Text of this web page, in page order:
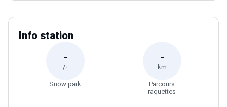
Info station
-
/-
Snow park
-
km
Parcours
raquettes